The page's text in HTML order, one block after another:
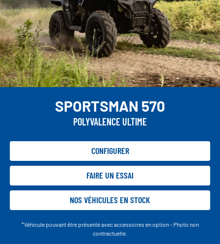
SPORTSMAN 570
POLYVALENCE ULTIME
CONFIGURER
FAIRE UN ESSAI
NOS VÉHICULES EN STOCK
*Véhicule pouvant être présenté avec accessoires en option - Photo non
contractuelle.